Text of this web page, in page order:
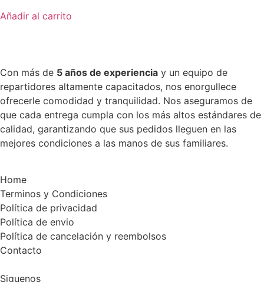
Añadir al carrito
Con más de 5 años de experiencia y un equipo de
repartidores altamente capacitados, nos enorgullece
ofrecerle comodidad y tranquilidad. Nos aseguramos de
que cada entrega cumpla con los más altos estándares de
calidad, garantizando que sus pedidos lleguen en las
mejores condiciones a las manos de sus familiares.
Home
Terminos y Condiciones
Política de privacidad
Política de envio
Política de cancelación y reembolsos
Contacto
Siguenos